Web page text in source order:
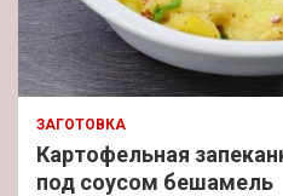
ЗАГОТОВКА
Картофельная
под соусом бешамель